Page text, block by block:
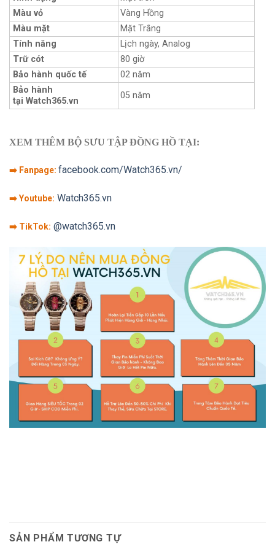
Màu vỏ
Vàng Hồng
Màu mặt
Mặt Trắng
Tính năng
Lịch ngày, Analog
Trữ cót
80 giờ
Bảo hành quốc tế
02 năm
Bảo hành
tại Watch365.vn
05 năm
XEM THÊM BỘ SƯU TẬP ĐỒNG HỒ TẠI:
➡️ Fanpage: facebook.com/Watch365.vn/
➡️ Youtube: Watch365.vn
➡️ TikTok: @watch365.vn
SẢN PHẨM TƯƠNG TỰ